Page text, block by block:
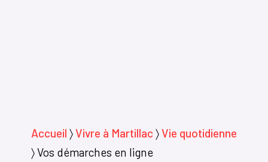
Accueil 〉Vivre à Martillac 〉Vie quotidienne
〉Vos démarches en ligne